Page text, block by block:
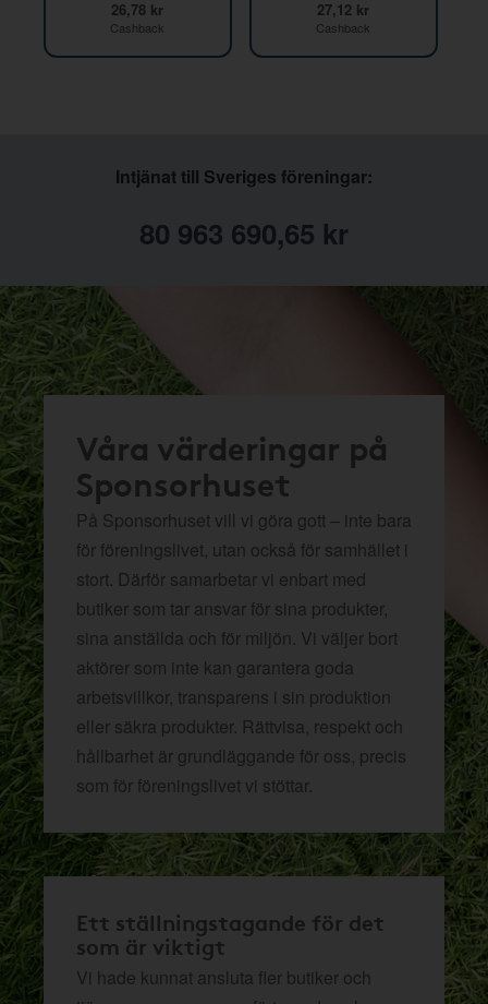
26,78 kr
Cashback
27,12 kr
Cashback
Intjänat till Sveriges föreningar:
80 963 690,65 kr
Våra värderingar på
Sponsorhuset
På Sponsorhuset vill vi göra gott – inte bara
för föreningslivet, utan också för samhället i
stort. Därför samarbetar vi enbart med
butiker som tar ansvar för sina produkter,
sina anställda och för miljön. Vi väljer bort
aktörer som inte kan garantera goda
arbetsvillkor, transparens i sin produktion
eller säkra produkter. Rättvisa, respekt och
hållbarhet är grundläggande för oss, precis
som för föreningslivet vi stöttar.
Ett ställningstagande för det
som är viktigt
Vi hade kunnat ansluta fler butiker och